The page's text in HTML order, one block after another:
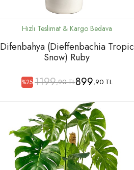
Difenbahya (Dieffenbachia Tropic
Snow) Ruby
%25 1199,90 TL899,90 TL